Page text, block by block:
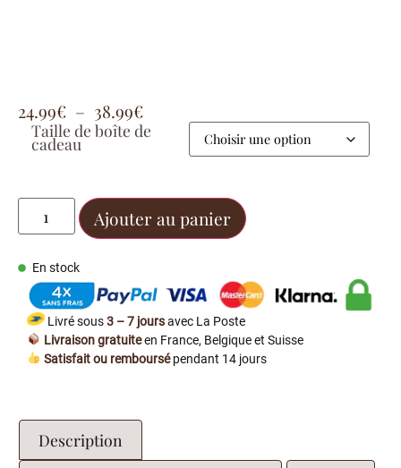
24.99€ – 38.99€
Taille de boîte de
cadeau
Ajouter au panier
En stock
Livré sous3 – 7 joursavec La Poste
Livraison gratuiteen France, Belgique et Suisse
Satisfait ou remboursépendant 14 jours
Description